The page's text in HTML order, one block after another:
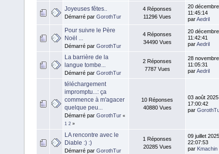
Joyeuses fêtes..
Démarré par GorothTur
4 Réponses
11296 Vues
20
11:45:14
parAedril
Pour suivre le Père
Noël ...
Démarré par GorothTur
4 Réponses
34490 Vues
20
11:42:41
parAedril
La barrière de la
langue tombe...
Démarré par GorothTur
2 Réponses
7787 Vues
28
11:05:31
parAedril
téléchargement
impromptu...: ça
commence à m'agacer
quelque peu...
Démarré par GorothTur «
1 2 »
10 Réponses
40880 Vues
03 août
17:00:42
par
LA rencontre avec le
Diable :) :)
Démarré par GorothTur
1 Réponses
20285 Vues
09 juillet
22:07:53
par Kmachin